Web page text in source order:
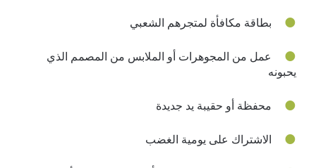
بطاقة مكافأة لمتجرهم الشعبي
عمل من المجوهرات أو الملابس من المصمم الذي
يحبونه
محفظة أو حقيبة يد جديدة
الاشتراك على يومية الغضب